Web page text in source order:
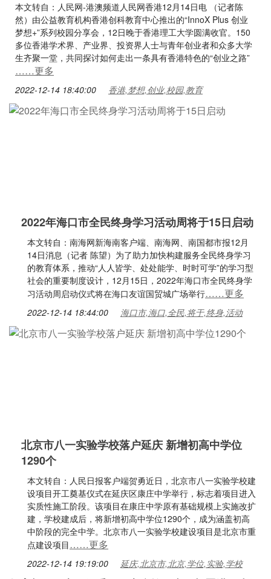
本文转自：人民网-港澳频道人民网香港12月14日电 （记者陈
然）由公益教育机构香港创科教育中心推出的“InnoX Plus 创业
梦想+”系列校园分享会，12日晚于香港理工大学圆满收官。150
多位香港学术界、产业界、投资界人士与青年创业者和众多大学
生齐聚一堂，共同探讨如何走出一条具有香港特色的“创业之路”
……更多
2022-12-14 18:40:00 香港,梦想,创业,校园,教育
2022年海口市全民终身学习活动周将于15日启动
本文转自：南海网新海南客户端、南海网、南国都市报12月
14日消息（记者 陈望）为了助力加快构建服务全民终身学习
的教育体系，推动“人人皆学、处处能学、时时可学”的学习型
社会的重要制度设计，12月15日，2022年海口市全民终身学
习活动周启动仪式将在海口友谊国贸城广场举行……更多
2022-12-14 18:44:00 海口市,海口,全民,将于,终身,活动
北京市八一实验学校落户延庆 新增初高中学位
1290个​
本文转自：人民日报客户端贺勇近日，北京市八一实验学校建
设项目开工奠基仪式在延庆区康庄中学举行，标志着项目进入
实质性施工阶段。该项目在康庄中学原有基础规模上实施改扩
建，学校建成后，将新增初高中学位1290个，成为涵盖初高
中阶段的完全中学。北京市八一实验学校建设项目是北京市重
点建设项目……更多
2022-12-14 19:19:00 延庆,北京市,北京,学位,实验,学校